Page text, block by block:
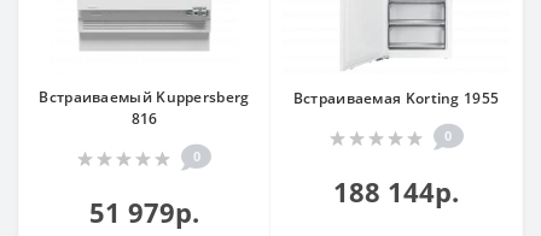
Встраиваемый Kuppersberg
816
0
51 979р.
Встраиваемая Korting 1955
0
188 144р.